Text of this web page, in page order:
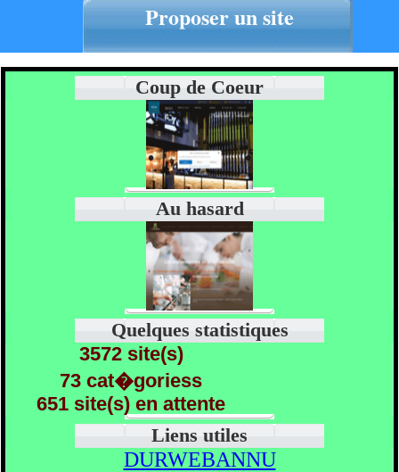
Proposer un site
Coup de Coeur
Au hasard
Quelques statistiques
3572 site(s)
73 cat�goriess
651 site(s) en attente
Liens utiles
DURWEBANNU